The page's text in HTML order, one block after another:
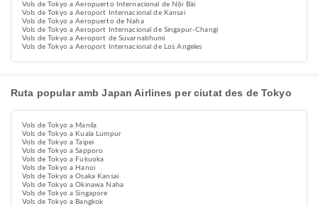
Vols de Tokyo a Aeropuerto Internacional de Nội Bài
Vols de Tokyo a Aeroport Internacional de Kansai
Vols de Tokyo a Aeropuerto de Naha
Vols de Tokyo a Aeroport Internacional de Singapur-Changi
Vols de Tokyo a Aeroport de Suvarnabhumi
Vols de Tokyo a Aeroport Internacional de Los Angeles
Ruta popular amb Japan Airlines per ciutat des de Tokyo
Vols de Tokyo a Manila
Vols de Tokyo a Kuala Lumpur
Vols de Tokyo a Taipei
Vols de Tokyo a Sapporo
Vols de Tokyo a Fukuoka
Vols de Tokyo a Hanoi
Vols de Tokyo a Osaka Kansai
Vols de Tokyo a Okinawa Naha
Vols de Tokyo a Singapore
Vols de Tokyo a Bangkok